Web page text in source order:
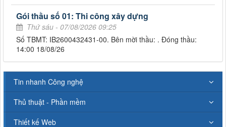
Gói thầu số 01: Thi công xây dựng
Thứ sáu - 07/08/2026 09:25
Số TBMT: IB2600432431-00. Bên mời thầu: . Đóng thầu:
14:00 18/08/26
Tin nhanh Công nghệ
Thủ thuật - Phần mềm
Thiết kế Web